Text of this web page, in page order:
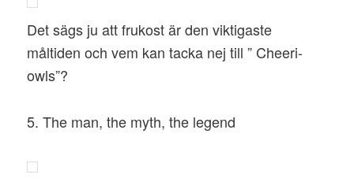
Det sägs ju att frukost är den viktigaste
måltiden och vem kan tacka nej till ” Cheeri-
owls”?
5. The man, the myth, the legend